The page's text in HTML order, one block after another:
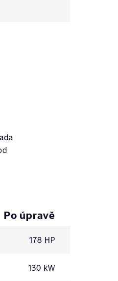
Po úpravě
178 HP
130 kW